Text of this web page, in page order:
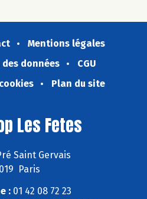
Mentions légales
données
CGU
Plan du site
Les Fetes
Saint Gervais
Paris
: 01 42 08 72 23